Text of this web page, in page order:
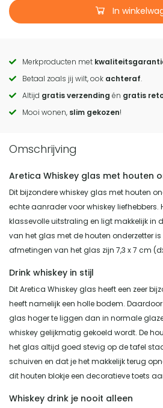
In
Call
to
actions
Merkproducten met
Betaal zoals jij wilt, ook achteraf.
Altijd gratis verzending én gratis
Mooi wonen, slim gekozen!
Aretica Whiskey glas met houten
Dit bijzondere whiskey glas met houten
echte aanrader voor whiskey liefhebbers.
klassevolle uitstraling en ligt makkelijk in
van het glas met de houten onderzetter is
afmetingen van het glas zijn 7,3 x 7 cm
Drink whiskey in stijl
Dit Aretica Whiskey glas heeft een zeer
heeft namelijk een holle bodem.
glas hoger te liggen dan in normale
whiskey gelijkmatig gekoeld wordt. De
het glas altijd goed stevig op de tafel
schuiven en dat je het makkelijk terug
dit houten blokje een decoratieve toets
Whiskey drink je nooit alleen